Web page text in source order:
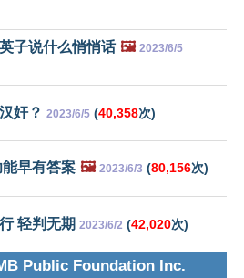
子说什么悄悄话 🖼️ 2023/6/5
奸？ 2023/6/5 (40,358次)
早有答案 🖼️ 2023/6/3 (80,156次)
轻判无期 2023/6/2 (42,020次)
Public Foundation Inc.